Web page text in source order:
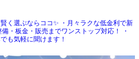
く選ぶならココ✨ ・月々ラクな低金利で新
備・板金・販売までワンストップ対応！
・
も気軽に聞けます！